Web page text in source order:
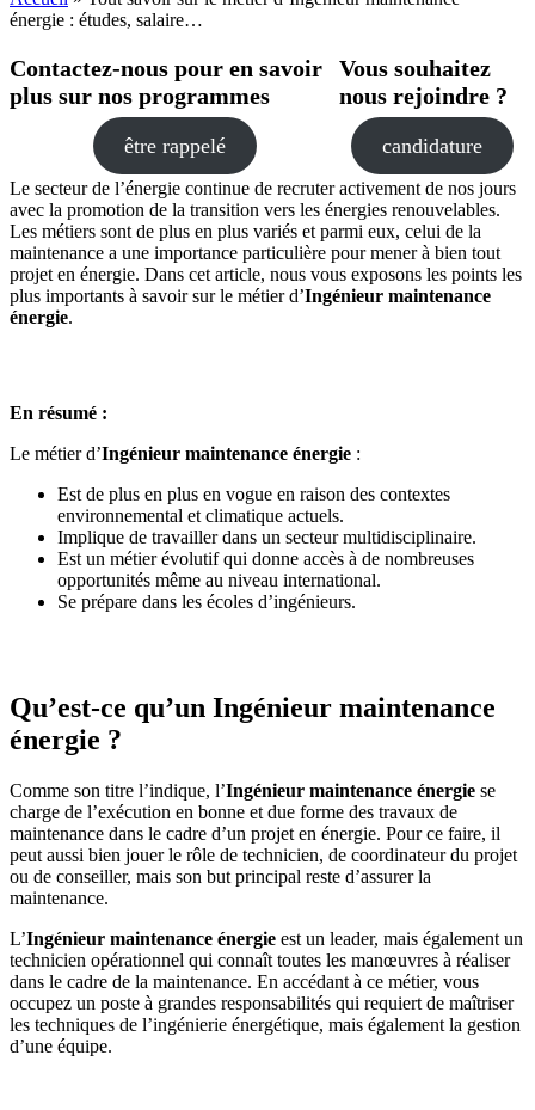
énergie : études, salaire…
Contactez-nous pour en savoir
plus sur nos programmes
être rappelé
Vous souhaitez
nous rejoindre ?
candidature
Le secteur de l’énergie continue de recruter activement de nos jours
avec la promotion de la transition vers les énergies renouvelables.
Les métiers sont de plus en plus variés et parmi eux, celui de la
maintenance a une importance particulière pour mener à bien tout
projet en énergie. Dans cet article, nous vous exposons les points les
plus importants à savoir sur le métier d’Ingénieur maintenance
énergie.
En résumé :
Le métier d’Ingénieur maintenance énergie :
Est de plus en plus en vogue en raison des contextes
environnemental et climatique actuels.
Implique de travailler dans un secteur multidisciplinaire.
Est un métier évolutif qui donne accès à de nombreuses
opportunités même au niveau international.
Se prépare dans les écoles d’ingénieurs.
Qu’est-ce qu’un Ingénieur maintenance
énergie ?
Comme son titre l’indique, l’Ingénieur maintenance énergie se
charge de l’exécution en bonne et due forme des travaux de
maintenance dans le cadre d’un projet en énergie. Pour ce faire, il
peut aussi bien jouer le rôle de technicien, de coordinateur du projet
ou de conseiller, mais son but principal reste d’assurer la
maintenance.
L’Ingénieur maintenance énergie est un leader, mais également un
technicien opérationnel qui connaît toutes les manœuvres à réaliser
dans le cadre de la maintenance. En accédant à ce métier, vous
occupez un poste à grandes responsabilités qui requiert de maîtriser
les techniques de l’ingénierie énergétique, mais également la gestion
d’une équipe.